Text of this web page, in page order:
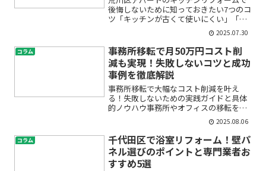
後悔しないために知っておきたい7つのコ
ツ「キッチンが古くて使いにくい」「賃
貸アパートだけどおしゃれに改装した
い」「でもリフォームで失敗するのは怖
い」——そんな不安や疑問を感じていま
せんか？荒川区でアパート...
2025.07.30
コラム
事務所移転で月50万円コスト削
減も実現！失敗しないコツと成功
事例を徹底解説
事務所移転で大幅なコスト削減を叶え
る！失敗しないための実践ガイドと具体
的ノウハウ事務所やオフィスの移転を考
えているけれど、「移転費用はどれくら
いかかるの？」「コスト削減や経費節約
は本当にできるの？」「失敗したらどう
しよう…」と、不安や疑問を...
2025.08.06
コラム
千代田区で浴室リフォーム！壁パ
ネル選びのポイントと専門業者お
すすめ5選